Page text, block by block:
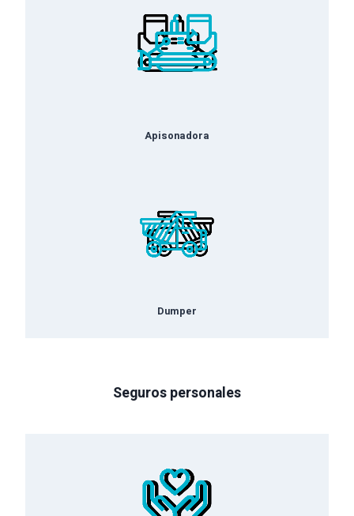
Apisonadora
Dumper
Seguros personales